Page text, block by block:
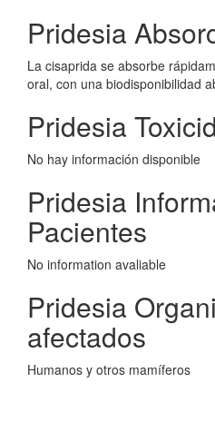
Pridesia
La cisaprida se absorbe
oral, con una biodisponibilidad
Pridesia
No hay información disponible
Pridesia
Pacientes
No information avaliable
Pridesia
afectados
Humanos y otros mamíferos